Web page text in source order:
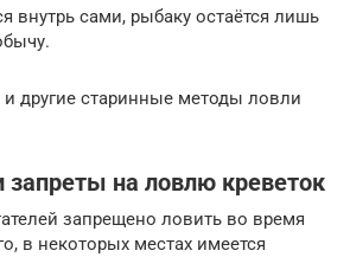
внутрь сами, рыбаку остаётся лишь
другие старинные методы ловли
запреты на ловлю креветок
запрещено ловить во время
в некоторых местах имеется